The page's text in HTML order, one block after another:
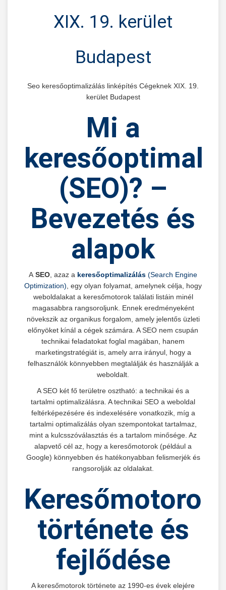
XIX. 19. kerület
Budapest
Seo keresőoptimalizálás linképítés Cégeknek XIX. 19.
kerület Budapest
Mi a
(SEO)? –
Bevezetés és
alapok
A SEO , azaz a keresőoptimalizálás (Search Engine
Optimization) , egy olyan folyamat, amelynek célja, hogy
weboldalakat a keresőmotorok találati listáin minél
magasabbra rangsoroljunk. Ennek eredményeként
növekszik az organikus forgalom, amely jelentős üzleti
előnyöket kínál a cégek számára. A SEO nem csupán
technikai feladatokat foglal magában, hanem
marketingstratégiát is, amely arra irányul, hogy a
felhasználók könnyebben megtalálják és használják a
weboldalt.
A SEO két fő területre osztható: a technikai és a
tartalmi optimalizálásra. A technikai SEO a weboldal
feltérképezésére és indexelésére vonatkozik, míg a
tartalmi optimalizálás olyan szempontokat tartalmaz,
mint a kulcsszóválasztás és a tartalom minősége. Az
alapvető cél az, hogy a keresőmotorok (például a
Google) könnyebben és hatékonyabban felismerjék és
rangsorolják az oldalakat.
Keresőmotorok
története és
fejlődése
A keresőmotorok története az 1990-es évek elejére